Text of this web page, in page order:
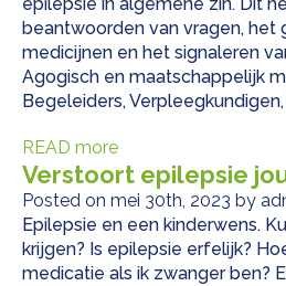
epilepsie in algemene zin. Dit
beantwoorden van vragen, het
medicijnen en het signaleren
Agogisch en maatschappelijk
Begeleiders, Verpleegkundigen,
READ more
Verstoort epilepsie
Posted on mei 30th, 2023 by
Epilepsie en een kinderwens.
krijgen? Is epilepsie erfelijk?
medicatie als ik zwanger ben?